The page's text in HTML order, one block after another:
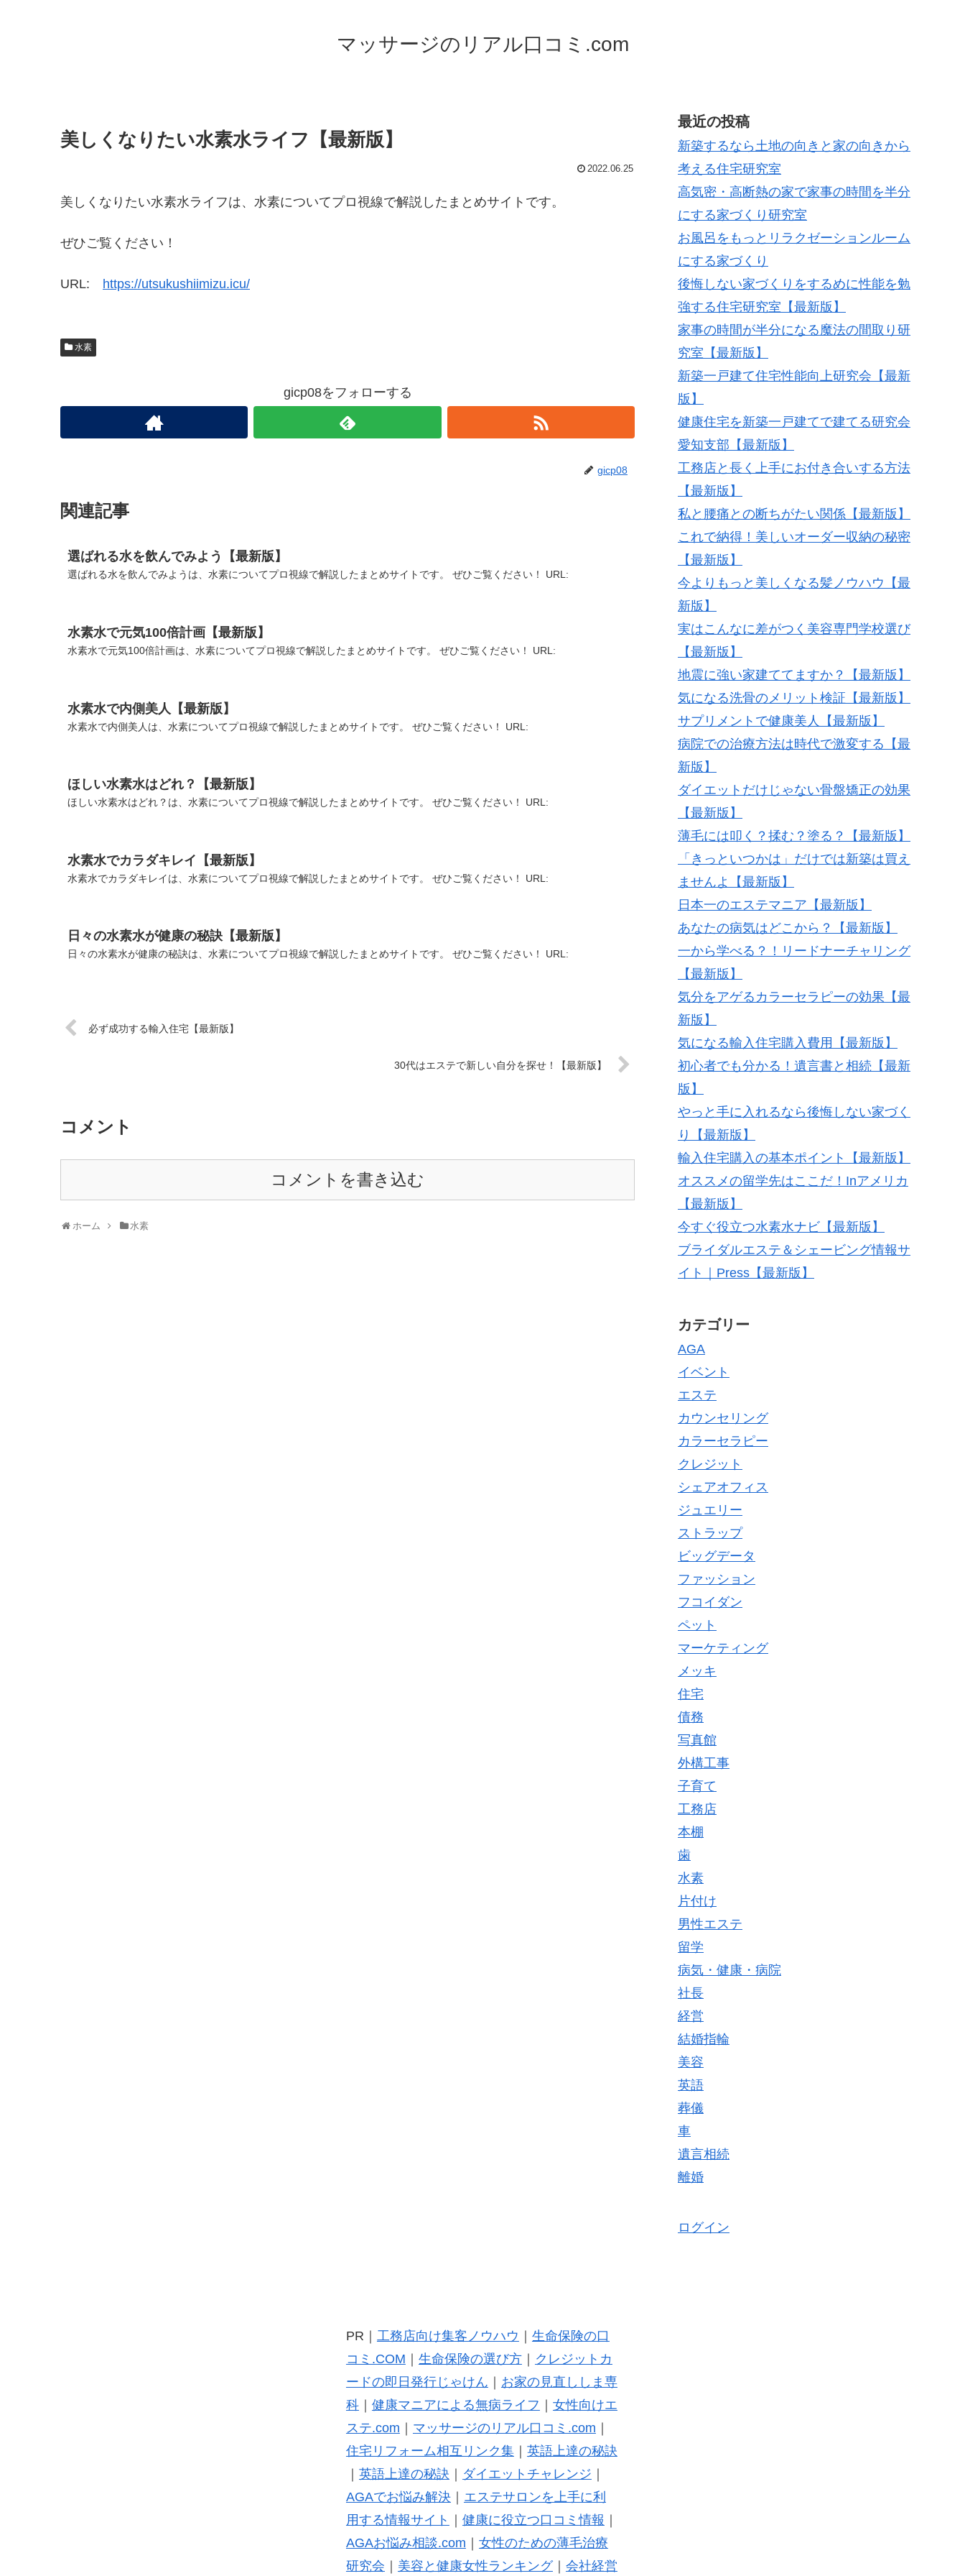
マッサージのリアル口コミ.com
美しくなりたい水素水ライフ【最新版】
2022.06.25
美しくなりたい水素水ライフは、水素についてプロ視線で解説したまとめサイトです。
ぜひご覧ください！
URL: https://utsukushiimizu.icu/
水素
gicp08をフォローする
gicp08
関連記事
選ばれる水を飲んでみよう【最新版】
選ばれる水を飲んでみようは、水素についてプロ視線で解説したまとめサイトです。 ぜひご覧ください！ URL:
水素水で元気100倍計画【最新版】
水素水で元気100倍計画は、水素についてプロ視線で解説したまとめサイトです。 ぜひご覧ください！ URL:
水素水で内側美人【最新版】
水素水で内側美人は、水素についてプロ視線で解説したまとめサイトです。 ぜひご覧ください！ URL:
ほしい水素水はどれ？【最新版】
ほしい水素水はどれ？は、水素についてプロ視線で解説したまとめサイトです。 ぜひご覧ください！ URL:
水素水でカラダキレイ【最新版】
水素水でカラダキレイは、水素についてプロ視線で解説したまとめサイトです。 ぜひご覧ください！ URL:
日々の水素水が健康の秘訣【最新版】
日々の水素水が健康の秘訣は、水素についてプロ視線で解説したまとめサイトです。 ぜひご覧ください！ URL:
必ず成功する輸入住宅【最新版】
30代はエステで新しい自分を探せ！【最新版】
コメント
コメントを書き込む
ホーム 水素
最近の投稿
新築するなら土地の向きと家の向きから
考える住宅研究室
高気密・高断熱の家で家事の時間を半分
にする家づくり研究室
お風呂をもっとリラクゼーションルーム
にする家づくり
後悔しない家づくりをするめに性能を勉
強する住宅研究室【最新版】
家事の時間が半分になる魔法の間取り研
究室【最新版】
新築一戸建て住宅性能向上研究会【最新
版】
健康住宅を新築一戸建てで建てる研究会
愛知支部【最新版】
工務店と長く上手にお付き合いする方法
【最新版】
私と腰痛との断ちがたい関係【最新版】
これで納得！美しいオーダー収納の秘密
【最新版】
今よりもっと美しくなる髪ノウハウ【最
新版】
実はこんなに差がつく美容専門学校選び
【最新版】
地震に強い家建ててますか？【最新版】
気になる洗骨のメリット検証【最新版】
サプリメントで健康美人【最新版】
病院での治療方法は時代で激変する【最
新版】
ダイエットだけじゃない骨盤矯正の効果
【最新版】
薄毛には叩く？揉む？塗る？【最新版】
「きっといつかは」だけでは新築は買え
ませんよ【最新版】
日本一のエステマニア【最新版】
あなたの病気はどこから？【最新版】
一から学べる？！リードナーチャリング
【最新版】
気分をアゲるカラーセラピーの効果【最
新版】
気になる輸入住宅購入費用【最新版】
初心者でも分かる！遺言書と相続【最新
版】
やっと手に入れるなら後悔しない家づく
り【最新版】
輸入住宅購入の基本ポイント【最新版】
オススメの留学先はここだ！Inアメリカ
【最新版】
今すぐ役立つ水素水ナビ【最新版】
ブライダルエステ＆シェービング情報サ
イト｜Press【最新版】
カテゴリー
AGA
イベント
エステ
カウンセリング
カラーセラピー
クレジット
シェアオフィス
ジュエリー
ストラップ
ビッグデータ
ファッション
フコイダン
ペット
マーケティング
メッキ
住宅
債務
写真館
外構工事
子育て
工務店
本棚
歯
水素
片付け
男性エステ
留学
病気・健康・病院
社長
経営
結婚指輪
美容
英語
葬儀
車
遺言相続
離婚
ログイン
PR｜ 工務店向け集客ノウハウ
生命保険の口
コミ.COM
生命保険の選び方｜
クレジットカ
ードの即日発行じゃけん
お家の見直ししま専
科｜ 健康マニアによる無病ライフ
女性向けエ
ステ.com
マッサージのリアル口コミ.com
住宅リフォーム相互リンク集｜ 英語上達の秘訣
英語上達の秘訣 ダイエットチャレンジ
AGAでお悩み解決｜ エステサロンを上手に利
用する情報サイト
健康に役立つ口コミ情報
AGAお悩み相談.com
女性のための薄毛治療
研究会
美容と健康女性ランキング｜ 会社経営